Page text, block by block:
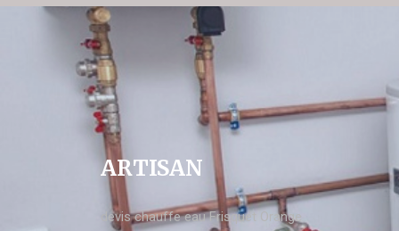
ARTISAN
devis chauffe eau Frisquet Orange